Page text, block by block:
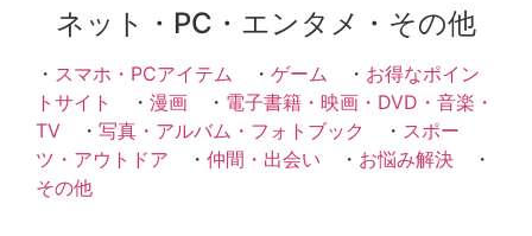
ネット・PC・エンタメ・その他
・ スマホ・PCアイテム ・ ゲーム ・ お得なポイン
トサイト
・ 漫画 ・ 電子書籍・映画・DVD・音楽・
TV ・ 写真・アルバム・フォトブック ・ スポー
ツ・アウトドア ・ 仲間・出会い ・ お悩み解決 ・
その他